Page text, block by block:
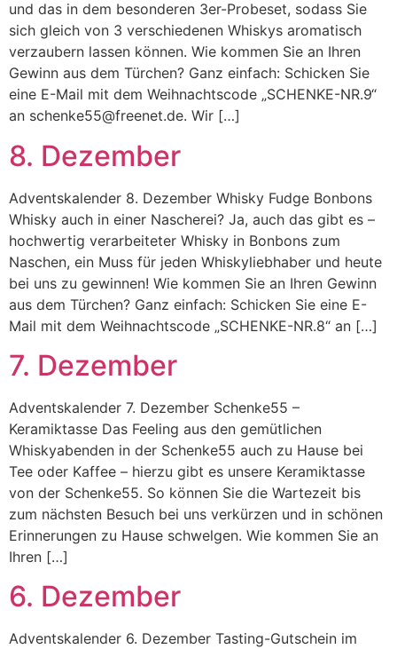
und das in dem besonderen 3er-Probeset, sodass Sie
sich gleich von 3 verschiedenen Whiskys aromatisch
verzaubern lassen können. Wie kommen Sie an Ihren
Gewinn aus dem Türchen? Ganz einfach: Schicken Sie
eine E-Mail mit dem Weihnachtscode „SCHENKE-NR.9“
an schenke55@freenet.de. Wir […]
8. Dezember
Adventskalender 8. Dezember Whisky Fudge Bonbons
Whisky auch in einer Nascherei? Ja, auch das gibt es –
hochwertig verarbeiteter Whisky in Bonbons zum
Naschen, ein Muss für jeden Whiskyliebhaber und heute
bei uns zu gewinnen! Wie kommen Sie an Ihren Gewinn
aus dem Türchen? Ganz einfach: Schicken Sie eine E-
Mail mit dem Weihnachtscode „SCHENKE-NR.8“ an […]
7. Dezember
Adventskalender 7. Dezember Schenke55 –
Keramiktasse Das Feeling aus den gemütlichen
Whiskyabenden in der Schenke55 auch zu Hause bei
Tee oder Kaffee – hierzu gibt es unsere Keramiktasse
von der Schenke55. So können Sie die Wartezeit bis
zum nächsten Besuch bei uns verkürzen und in schönen
Erinnerungen zu Hause schwelgen. Wie kommen Sie an
Ihren […]
6. Dezember
Adventskalender 6. Dezember Tasting-Gutschein im